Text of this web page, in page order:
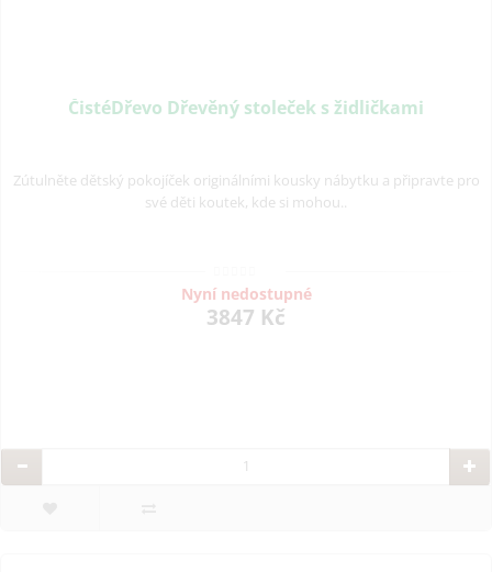
ČistéDřevo Dřevěný stoleček s židličkami
Zútulněte dětský pokojíček originálními kousky nábytku a připravte pro
své děti koutek, kde si mohou..
Nyní nedostupné
3847 Kč